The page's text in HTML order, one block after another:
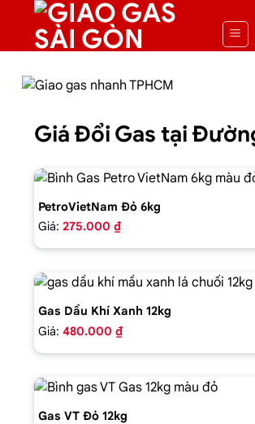
Giá Đổi Gas tại
PetroVietNam Đỏ 6kg
Giá: 275.000 ₫
Gas Dầu Khí Xanh 12kg
Giá: 480.000 ₫
Gas VT Đỏ 12kg